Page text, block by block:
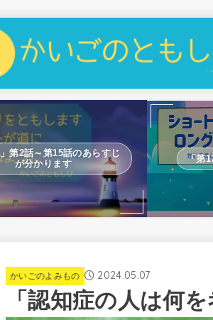
第2話～第15話のあらすじ
が分かります
「第
かいごのよみもの 2024.05.07
「認知症の人は何